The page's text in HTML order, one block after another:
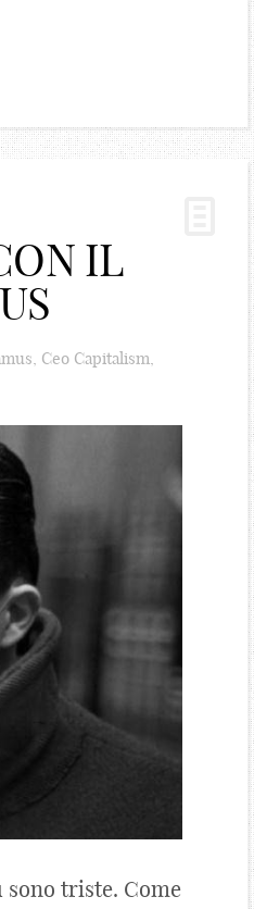
IL
, Ceo Capitalism,
sono triste. Come